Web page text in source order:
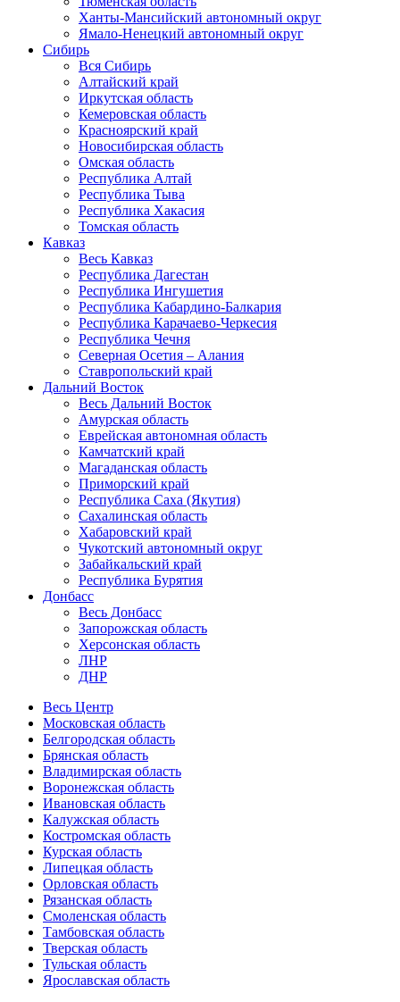
Ханты-Мансийский автономный округ
Ямало-Ненецкий автономный округ
Сибирь
Вся Сибирь
Алтайский край
Иркутская область
Кемеровская область
Красноярский край
Новосибирская область
Омская область
Республика Алтай
Республика Тыва
Республика Хакасия
Томская область
Кавказ
Весь Кавказ
Республика Дагестан
Республика Ингушетия
Республика Кабардино-Балкария
Республика Карачаево-Черкесия
Республика Чечня
Северная Осетия – Алания
Ставропольский край
Дальний Восток
Весь Дальний Восток
Амурская область
Еврейская автономная область
Камчатский край
Магаданская область
Приморский край
Республика Саха (Якутия)
Сахалинская область
Хабаровский край
Чукотский автономный округ
Забайкальский край
Республика Бурятия
Донбасс
Весь Донбасс
Запорожская область
Херсонская область
ЛНР
ДНР
Весь Центр
Московская область
Белгородская область
Брянская область
Владимирская область
Воронежская область
Ивановская область
Калужская область
Костромская область
Курская область
Липецкая область
Орловская область
Рязанская область
Смоленская область
Тамбовская область
Тверская область
Тульская область
Ярославская область